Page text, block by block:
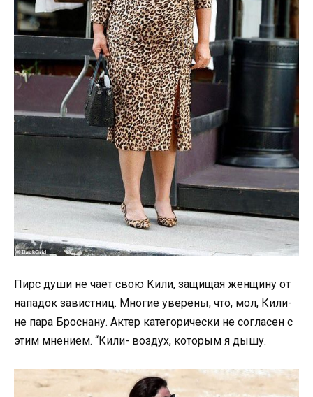
Пирс души не чает свою Кили, защищая женщину от
нападок завистниц. Многие уверены, что, мол, Кили-
не пара Броснану. Актер категорически не согласен с
этим мнением. “Кили- воздух, которым я дышу.